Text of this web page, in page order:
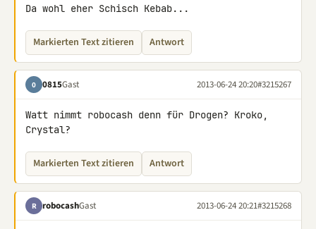
Da wohl eher Schisch Kebab...
Markierten Text zitieren Antwort
0 0815Gast 2013-06-24 20:20#3215267
Watt nimmt robocash denn für Drogen? Kroko,
Crystal?
Markierten Text zitieren Antwort
R robocashGast 2013-06-24 20:21#3215268